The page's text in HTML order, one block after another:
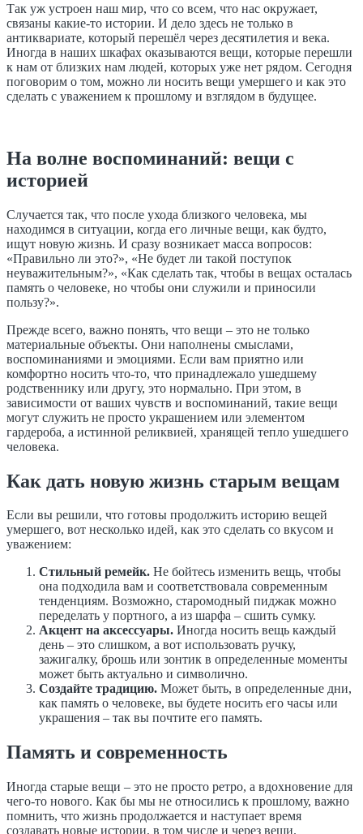
Так уж устроен наш мир, что со всем, что нас окружает,
связаны какие-то истории. И дело здесь не только в
антиквариате, который перешёл через десятилетия и века.
Иногда в наших шкафах оказываются вещи, которые перешли
к нам от близких нам людей, которых уже нет рядом. Сегодня
поговорим о том, можно ли носить вещи умершего и как это
сделать с уважением к прошлому и взглядом в будущее.
На волне воспоминаний: вещи с
историей
Случается так, что после ухода близкого человека, мы
находимся в ситуации, когда его личные вещи, как будто,
ищут новую жизнь. И сразу возникает масса вопросов:
«Правильно ли это?», «Не будет ли такой поступок
неуважительным?», «Как сделать так, чтобы в вещах осталась
память о человеке, но чтобы они служили и приносили
пользу?».
Прежде всего, важно понять, что вещи – это не только
материальные объекты. Они наполнены смыслами,
воспоминаниями и эмоциями. Если вам приятно или
комфортно носить что-то, что принадлежало ушедшему
родственнику или другу, это нормально. При этом, в
зависимости от ваших чувств и воспоминаний, такие вещи
могут служить не просто украшением или элементом
гардероба, а истинной реликвией, хранящей тепло ушедшего
человека.
Как дать новую жизнь старым вещам
Если вы решили, что готовы продолжить историю вещей
умершего, вот несколько идей, как это сделать со вкусом и
уважением:
Стильный ремейк. Не бойтесь изменить вещь, чтобы
она подходила вам и соответствовала современным
тенденциям. Возможно, старомодный пиджак можно
переделать у портного, а из шарфа – сшить сумку.
Акцент на аксессуары. Иногда носить вещь каждый
день – это слишком, а вот использовать ручку,
зажигалку, брошь или зонтик в определенные моменты
может быть актуально и символично.
Создайте традицию. Может быть, в определенные дни,
как память о человеке, вы будете носить его часы или
украшения – так вы почтите его память.
Память и современность
Иногда старые вещи – это не просто ретро, а вдохновение для
чего-то нового. Как бы мы не относились к прошлому, важно
помнить, что жизнь продолжается и наступает время
создавать новые истории, в том числе и через вещи.